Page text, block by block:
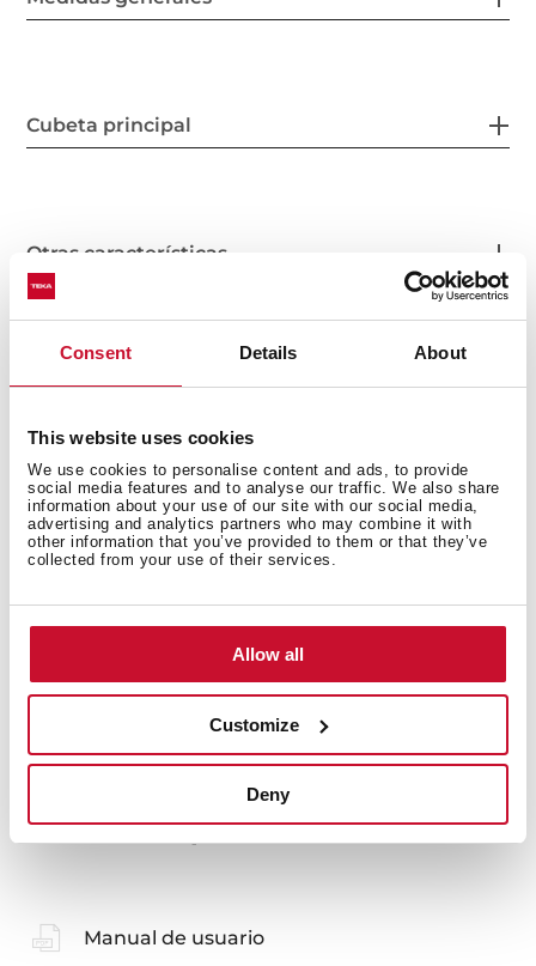
Consent Details About
This website uses cookies
We use cookies to personalise content and ads, to provide
social media features and to analyse our traffic. We also share
information about your use of our site with our social media,
advertising and analytics partners who may combine it with
other information that you’ve provided to them or that they’ve
collected from your use of their services.
Allow all
Customize
Deny
Cubeta principal
Otras características
Otros
Disposición del fregadero
También te puede interesar
Manual de usuario